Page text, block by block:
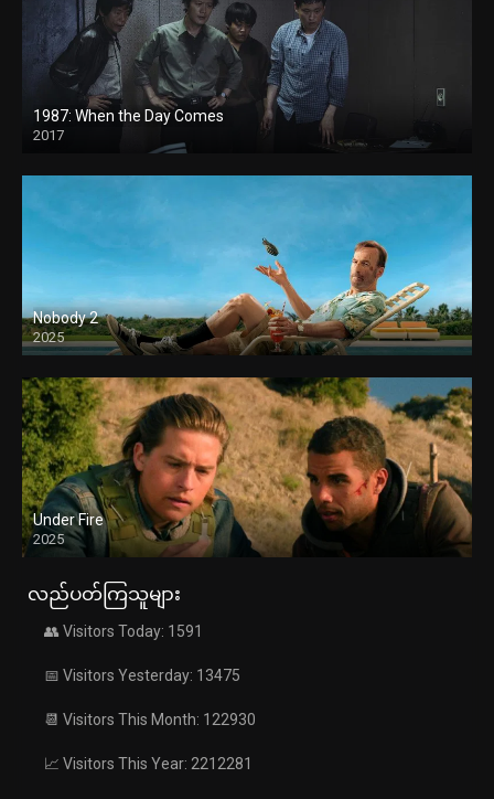
1987: When the Day Comes
2017
Nobody 2
2025
Under Fire
2025
လည်ပတ်ကြသူများ
👥 Visitors Today: 1591
📅 Visitors Yesterday: 13475
📆 Visitors This Month: 122930
📈 Visitors This Year: 2212281